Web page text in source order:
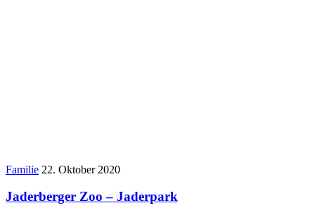
Familie 22. Oktober 2020
Jaderberger Zoo – Jaderpark